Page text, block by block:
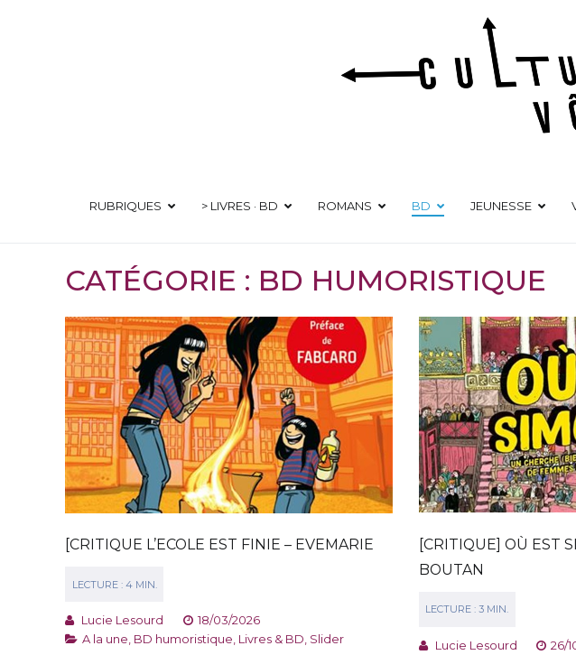
RUBRIQUES > LIVRES · BD ROMANS BD JEUNESSE
CATÉGORIE : BD HUMORISTIQUE
[CRITIQUE L’ECOLE EST FINIE – EVEMARIE
Lucie Lesourd
18/03/2026
A la une, BD humoristique, Livres & BD, Slider
[CRITIQUE] OÙ EST
BOUTAN
Lucie Lesourd
26/